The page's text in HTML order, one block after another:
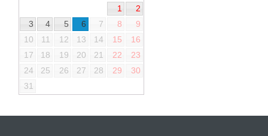
1
2
3
4 5 6 7 8
9
10
11 12 13 14 15
16
17
18 19 20 21 22
23
24
25 26 27 28 29
30
31